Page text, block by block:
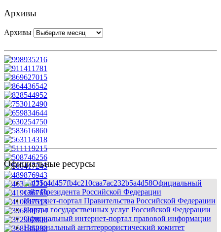
Архивы
Архивы
Официальные ресурсы
Официальный
сайт Президента Российской Федерации
Интернет-портал Правительства Российской Федерации
Портал государственных услуг Российской Федерации
Официальный интернет-портал правовой информации
Национальный антитеррористический комитет